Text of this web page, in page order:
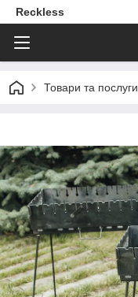
Reckless
Товари та послуги